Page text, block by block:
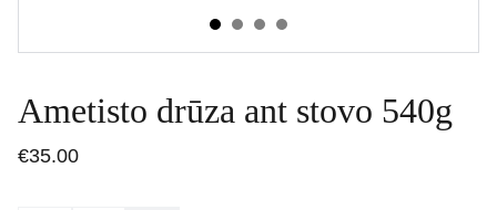
Ametisto drūza ant stovo 540g
€35.00